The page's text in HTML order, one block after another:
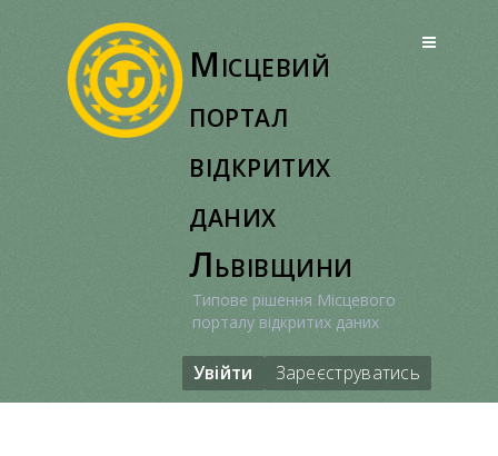
Місцевий
портал
відкритих
даних
Львівщини
Типове рішення Місцевого
порталу відкритих даних
Увійти Зареєструватись